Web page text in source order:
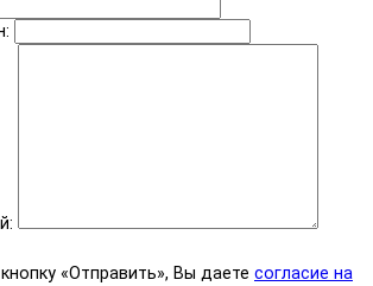
«Отправить», Вы даете согласие на